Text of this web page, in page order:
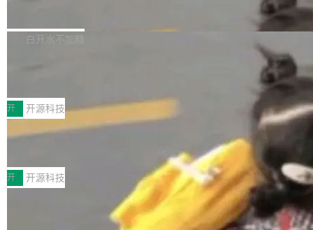
个主 agent 循环，外加一组后台 agent。这些后
库，并将作为transport接入Mooncake TENT。
MPComm将作为一种传输引擎接入Mooncake T
ENT，实现零拷贝传输性能提升30%、非零拷贝
传输性能最高提升5倍。UCL-MPComm底层基
于自研UCL-Engine通信引擎，后续腾讯网平将
持续开源更多基于UCL-Engine的高性能通信组
件。 腾讯网平团队在UCL-MPComm中实现了一
个独立于业务线程的全局通信引擎（Engine），
白开水不加糖
型案例入选名单》，深信服“面向企业研发场景的
开源 AI 编程平台 CoStrict 应用”凭借卓越的技术
创新与落地成效成功入选。 全链路私有化部署，
助力企业AI研发安全落地 当前，越来越多企业已
经开始引入 AI Coding 工具，通过调用公有云模
型或企业内部部署模型提升研发效率。但随着 AI
Coding 从个人辅助工具逐步走向团队级、组织
级应用，企业在规模化落地过程中，对安全性、
开 开源科技
深信服AI算力网关入选工信部人工智能
前不久，工业和信息化部正式发布《2025年人工
智能应用典型案例名单》，集中展示人工智能在
各领域的应用成果，覆盖技术底座、行业赋能、
产品应用、支撑保障、专题等五大方向。深信服
AI算力网关（AI创新平台）成功入选！ 随着各行
开 开源科技
Jeff Dean 离开 Google：一个时代的结
束，一个实验室的开始
Google 员工编号 20。MapReduce 作者之一。